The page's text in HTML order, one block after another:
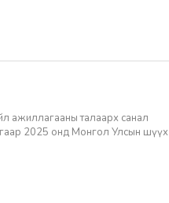
ажиллагааны талаарх санал
2025 онд Монгол Улсын шүүх